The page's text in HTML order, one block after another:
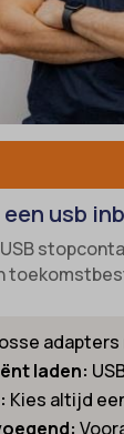
een usb
laden:
Kies altijd